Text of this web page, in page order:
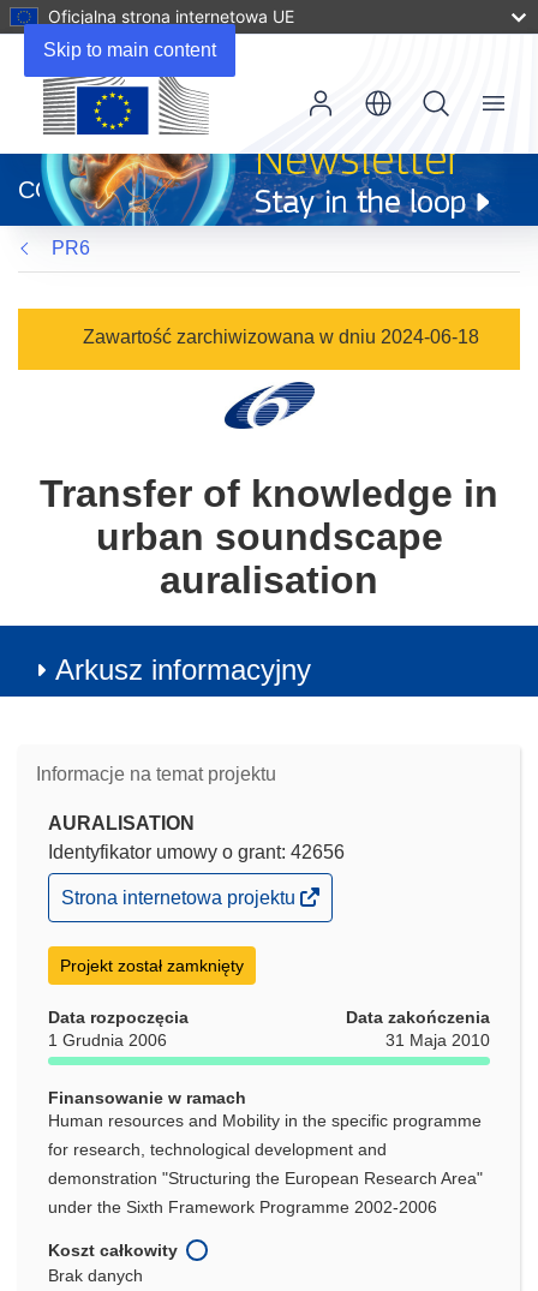
Skip to main content
Oficjalna strona internetowa UE
otworzy
się
w
nowym
oknie)
CORDIS
Menu
PR6
Zawartość zarchiwizowana w dniu 2024-06-18
Transfer of knowledge in
urban soundscape
auralisation
Arkusz informacyjny
Informacje na temat projektu
AURALISATION
Identyfikator umowy o grant: 42656
(odnośnik
otworzy
w
nowym
Strona internetowa projektu
Projekt został zamknięty
Data rozpoczęcia
1 Grudnia 2006
Data zakończenia
31 Maja 2010
Finansowanie w ramach
Human resources and Mobility in the specific programme
for research, technological development and
demonstration "Structuring the European Research Area"
under the Sixth Framework Programme 2002-2006
Koszt całkowity
Brak danych